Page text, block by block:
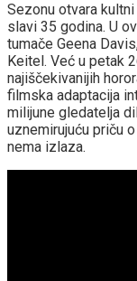
Sezonu otvara
slavi 35 godina. U
tumače Geena
Keitel. Već u petak
najiščekivanijih
filmska adaptacija
milijune gledatelja
uznemirujuću priču
nema izlaza.